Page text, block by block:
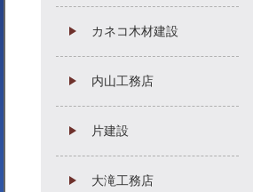
カネコ木材建設
内山工務店
片建設
大滝工務店